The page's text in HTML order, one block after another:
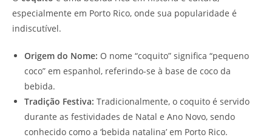
especialmente em Porto Rico, onde sua popularidade é
indiscutível.
Origem do Nome: O nome “coquito” significa “pequeno
coco” em espanhol, referindo-se à base de coco da
bebida.
Tradição Festiva: Tradicionalmente, o coquito é servido
durante as festividades de Natal e Ano Novo, sendo
conhecido como a ‘bebida natalina’ em Porto Rico.